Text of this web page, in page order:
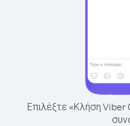
Επιλέξτε «Κλήση Viber